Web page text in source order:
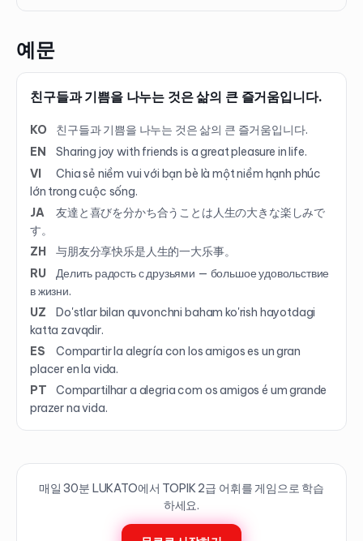
예문
친구들과 기쁨을 나누는 것은 삶의 큰 즐거움입니다.
KO
친구들과 기쁨을 나누는 것은 삶의 큰 즐거움입니다.
EN
Sharing joy with friends is a great pleasure in life.
VI
Chia sẻ niềm vui với bạn bè là một niềm hạnh phúc
lớn trong cuộc sống.
JA
友達と喜びを分かち合うことは人生の大きな楽しみで
す。
ZH
与朋友分享快乐是人生的一大乐事。
RU
Делить радость с друзьями — большое удовольствие
в жизни.
UZ
Do'stlar bilan quvonchni baham ko'rish hayotdagi
katta zavqdir.
ES
Compartir la alegría con los amigos es un gran
placer en la vida.
PT
Compartilhar a alegria com os amigos é um grande
prazer na vida.
매일 30분 LUKATO에서 TOPIK2급 어휘를 게임으로 학습
하세요.